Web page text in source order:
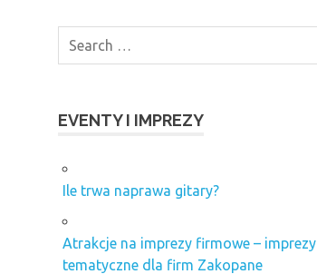
EVENTY I IMPREZY
Ile trwa naprawa gitary?
Atrakcje na imprezy firmowe – imprezy
tematyczne dla firm Zakopane